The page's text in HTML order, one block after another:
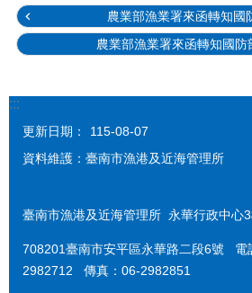
農業部漁業署來函轉知國
農業部漁業署來函轉知國防
:::
更新日期：
115-08-07
資料維護：臺南市漁港及近海管理所
臺南市漁港及近海管理所 永華行政中心
708201臺南市安平區永華路二段6號 電
2982712 傳真：06-2982851